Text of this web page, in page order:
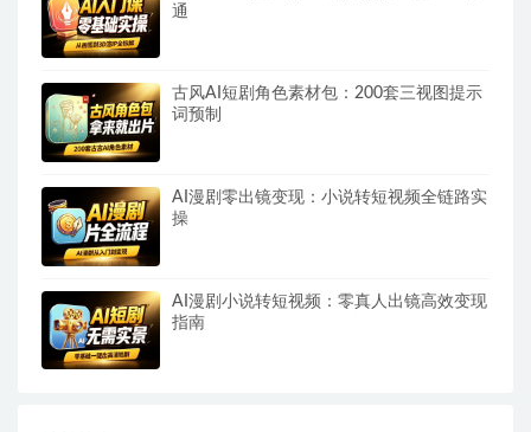
通
古风AI短剧角色素材包：200套三视图提示
词预制
AI漫剧零出镜变现：小说转短视频全链路实
操
AI漫剧小说转短视频：零真人出镜高效变现
指南